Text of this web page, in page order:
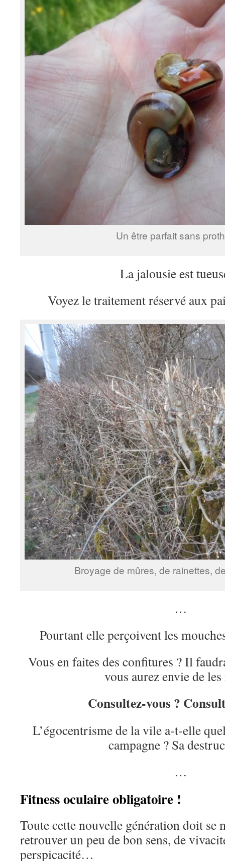
Un être parfait sans
La jalousie est
Voyez le traitement réservé aux
Broyage de mûres, de rainettes,
…
Pourtant elle perçoivent les
Vous en faites des confitures ? Il
vous aurez envie de
Consultez-vous ?
L’égocentrisme de la vile a-t-elle
campagne ? Sa
…
Fitness oculaire obligatoire !
Toute cette nouvelle génération doit se
retrouver un peu de bon sens, de
perspicacité…